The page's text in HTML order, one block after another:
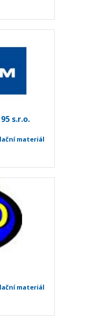
s.r.o.
materiál
materiál